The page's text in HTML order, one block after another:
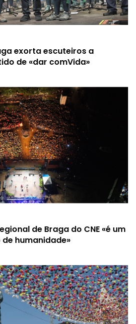
exorta escuteiros a
de «dar comVida»
de Braga do CNE «é um
humanidade»